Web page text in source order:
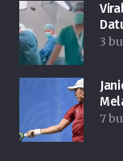
3
7